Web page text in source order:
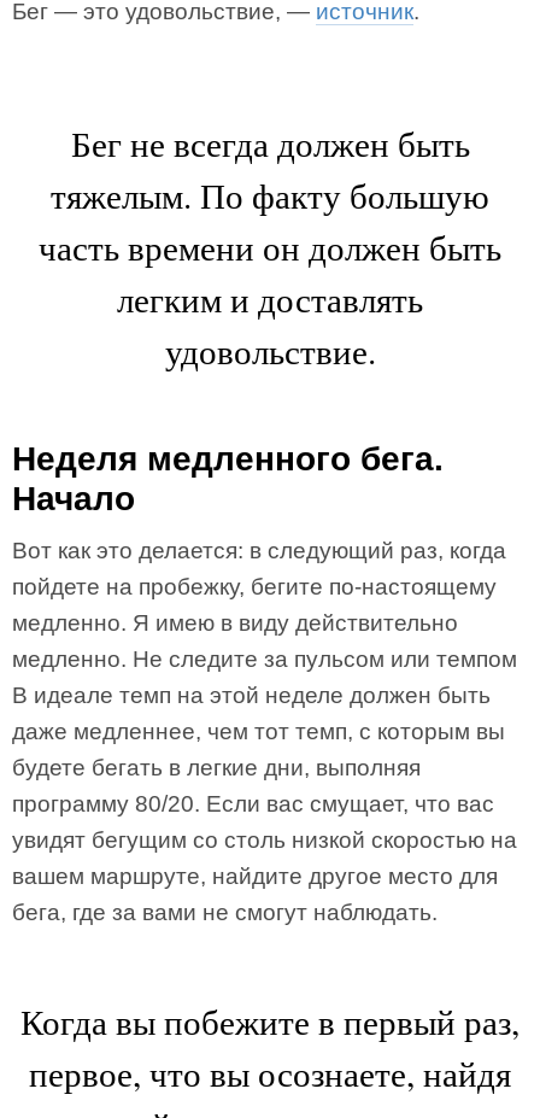
Бег — это удовольствие, — источник.
Бег не всегда должен быть
тяжелым. По факту большую
часть времени он должен быть
легким и доставлять
удовольствие.
Неделя медленного бега.
Начало
Вот как это делается: в следующий раз, когда
пойдете на пробежку, бегите по-настоящему
медленно. Я имею в виду действительно
медленно. Не следите за пульсом или темпом
В идеале темп на этой неделе должен быть
даже медленнее, чем тот темп, с которым вы
будете бегать в легкие дни, выполняя
программу 80/20. Если вас смущает, что вас
увидят бегущим со столь низкой скоростью на
вашем маршруте, найдите другое место для
бега, где за вами не смогут наблюдать.
Когда вы побежите в первый раз,
первое, что вы осознаете, найдя